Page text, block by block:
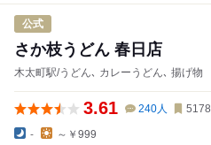
公式
さか枝うどん 春日店
木太町駅/うどん､ カレーうどん､ 揚げ物
3.61 240人 5178
- ～￥999